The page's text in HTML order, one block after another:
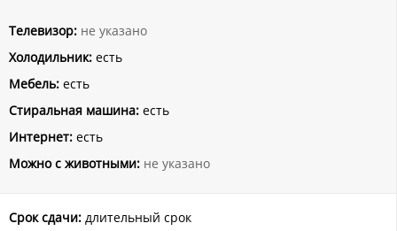
Телевизор: не указано
Холодильник: есть
Мебель: есть
Стиральная машина: есть
Интернет: есть
Можно с животными: не указано
Срок сдачи: длительный срок